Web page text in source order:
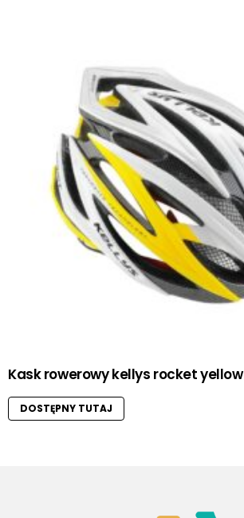
Kask rowerowy kellys rocket yellow
DOSTĘPNY TUTAJ